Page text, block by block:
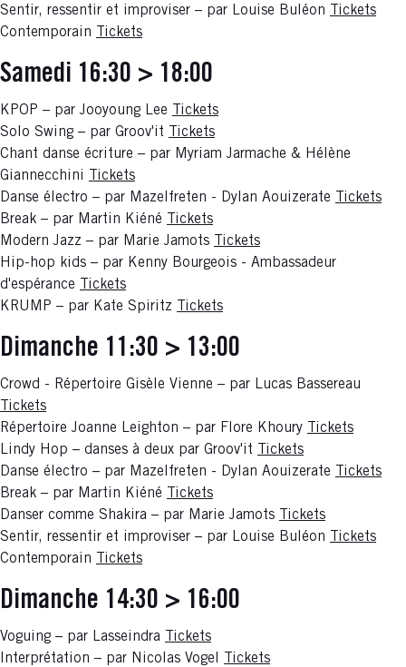
Sentir, ressentir et improviser – par Louise Buléon
Tickets
Contemporain
Tickets
Samedi 16:30 > 18:00
KPOP – par Jooyoung Lee
Tickets
Solo Swing – par Groov'it
Tickets
Chant danse écriture – par Myriam Jarmache & Hélène
Giannecchini
Tickets
Danse électro – par Mazelfreten - Dylan Aouizerate
Tickets
Break – par Martin Kiéné
Tickets
Modern Jazz – par Marie Jamots
Tickets
Hip-hop kids – par Kenny Bourgeois - Ambassadeur
d'espérance
Tickets
KRUMP – par Kate Spiritz
Tickets
Dimanche 11:30 > 13:00
Crowd - Répertoire Gisèle Vienne – par Lucas Bassereau
Tickets
Répertoire Joanne Leighton – par Flore Khoury
Tickets
Lindy Hop – danses à deux par Groov'it
Tickets
Danse électro – par Mazelfreten - Dylan Aouizerate
Tickets
Break – par Martin Kiéné
Tickets
Danser comme Shakira – par Marie Jamots
Tickets
Sentir, ressentir et improviser – par Louise Buléon
Tickets
Contemporain
Tickets
Dimanche 14:30 > 16:00
Voguing – par Lasseindra
Tickets
Interprétation – par Nicolas Vogel
Tickets